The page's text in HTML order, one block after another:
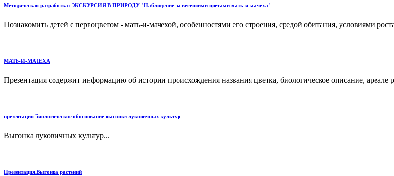
Методическая разработка: ЭКСКУРСИЯ В ПРИРОДУ "Наблюдение за весенними цветами мать-и-мачеха"
Познакомить детей с первоцветом - мать-и-мачехой, особенностями его строения, средой обитания, условиями
МАТЬ-И-МАЧЕХА
Презентация содержит информацию об истории происхождения названия цветка, биологическое описание, ареале
презентация Биологическое обоснование выгонки луковичных культур
Выгонка луковичных культур...
Презентация.Выгонка растений